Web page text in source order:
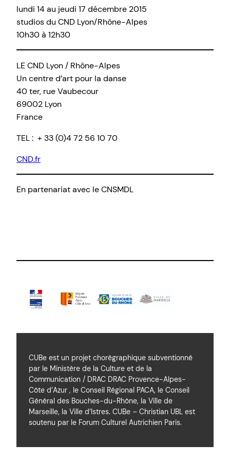
lundi 14 au jeudi 17 décembre 2015
studios du CND Lyon/Rhône-Alpes
10h30 à 12h30
LE CND Lyon / Rhône-Alpes
Un centre d’art pour la danse
40 ter, rue Vaubecour
69002 Lyon
France
TEL : + 33 (0)4 72 56 10 70
CND.fr
En partenariat avec le CNSMDL
CUBe est un projet chorégraphique subventionné
par le Ministère de la Culture et de la
Communication / DRAC DRAC Provence-Alpes-
Côte d’Azur , le Conseil Régional PACA, le Conseil
Général des Bouches-du-Rhône, la Ville de
Marseille, la Ville d’Istres. CUBe – Christian UBL est
soutenu par le Forum Culturel Autrichien Paris.